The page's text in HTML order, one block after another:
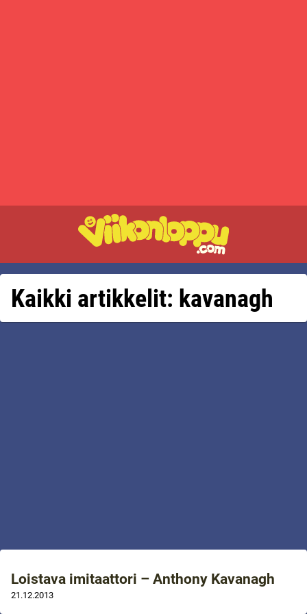
Kaikki artikkelit: kavanagh
Loistava imitaattori – Anthony Kavanagh
21.12.2013